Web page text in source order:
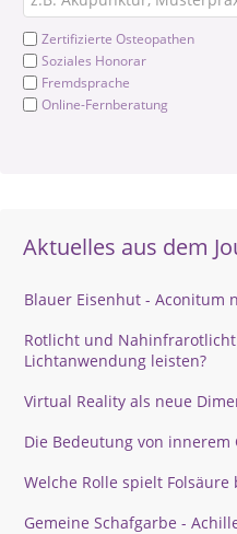
Zertifizierte Osteopathen
Soziales Honorar
Fremdsprache
Online-Fernberatung
Aktuelles aus dem
Blauer Eisenhut - Aconitum
Rotlicht und
Lichtanwendung leisten?
Virtual Reality als neue
Die Bedeutung von
Welche Rolle spielt
Gemeine Schafgarbe -